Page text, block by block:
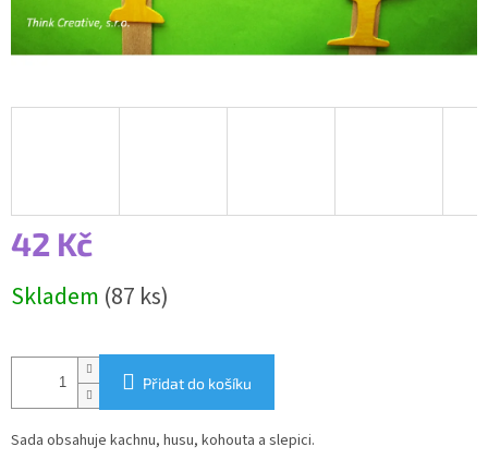
42 Kč
cena:
Skladem (87 ks)
Přidat do košíku
Sada obsahuje kachnu, husu, kohouta a slepici.